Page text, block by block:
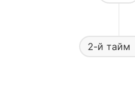
2-й тайм